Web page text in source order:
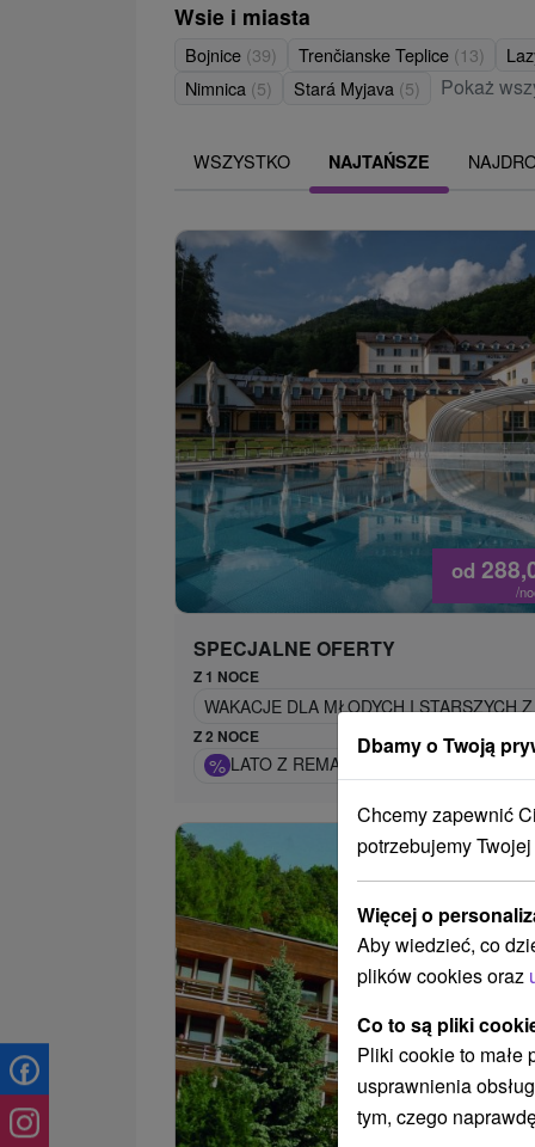
Wsie i miasta
Bojnice (39) Trenčianske Teplice (13)
Nimnica (5) Stará Myjava (5) Pokaż
WSZYSTKO NAJTAŃSZE
od
/
SPECJALNE OFERTY
Z 1 NOCE
WAKACJE DLA MŁODYCH I STARSZYCH
Z 2 NOCE
% LATO Z REMATĄ: IDEALNY WYBÓR
Dbamy o Twoją
Chcemy zapewnić
potrzebujemy
Więcej o
Aby wiedzieć, co
plików cookies oraz
Co to są pliki
Pliki cookie to małe
usprawnienia
tym, czego